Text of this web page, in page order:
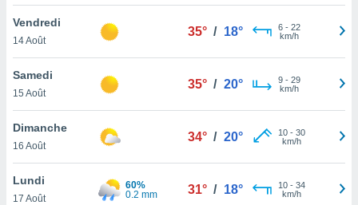
votre
à
en
le
Vendredi
14 Août
35° / 18° 6- 22
km/h
Samedi
15 Août
35° / 20° 9- 29
km/h
Dimanche
16 Août
34° / 20° 10- 30
km/h
Lundi
17 Août
60%
0.2 mm
31° / 18° 10- 34
km/h